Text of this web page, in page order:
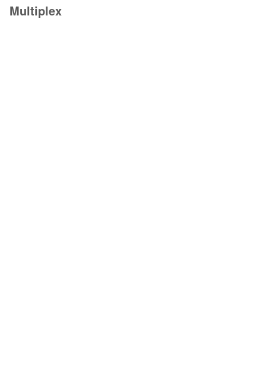
Multiplex